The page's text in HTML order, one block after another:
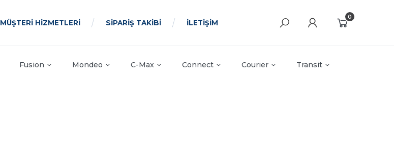
MÜŞTERİ HİZMETLERİ SİPARİŞ TAKİBİ İLETİŞİM
0
Fusion Mondeo C-Max Connect Courier Transit